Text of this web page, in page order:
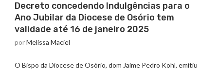
Decreto concedendo Indulgências para o
Ano Jubilar da Diocese de Osório tem
validade até 16 de janeiro 2025
porMelissa Maciel
O Bispo da Diocese de Osório, dom Jaime Pedro Kohl, emitiu